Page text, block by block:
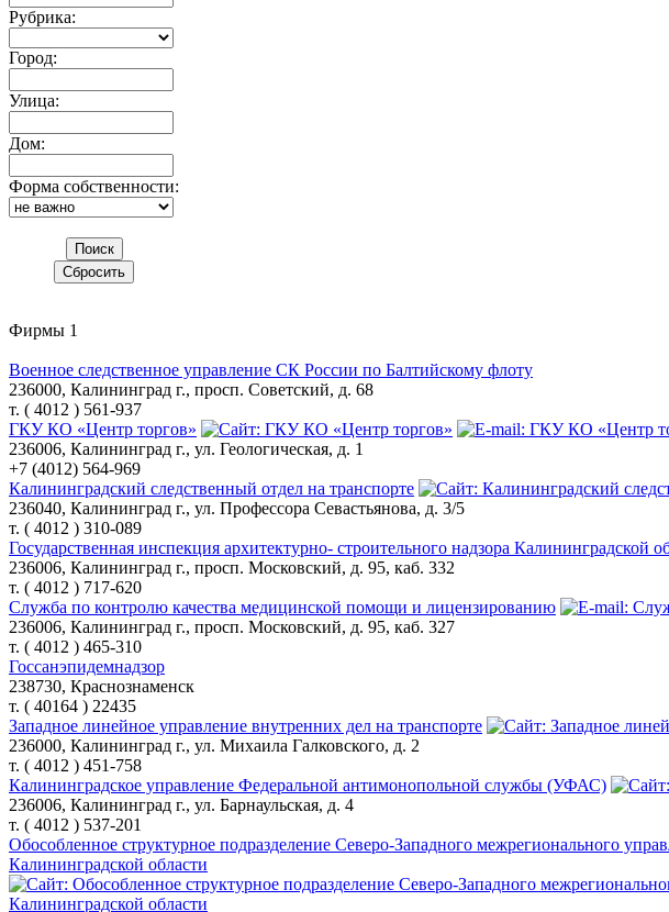
Рубрика:
Город:
Улица:
Дом:
Форма собственности:
Фирмы 1
Военное следственное управление СК России по Балтийскому флоту
236000, Калининград г., просп. Советский, д. 68
т. ( 4012 ) 561-937
ГКУ КО «Центр торгов»
236006, Калининград г., ул. Геологическая, д. 1
+7 (4012) 564-969
Калининградский следственный отдел на транспорте
236040, Калининград г., ул. Профессора Севастьянова, д. 3/5
т. ( 4012 ) 310-089
Государственная инспекция архитектурно- строительного надзора
236006, Калининград г., просп. Московский, д. 95, каб. 332
т. ( 4012 ) 717-620
Служба по контролю качества медицинской помощи и лицензированию
236006, Калининград г., просп. Московский, д. 95, каб. 327
т. ( 4012 ) 465-310
Госсанэпидемнадзор
238730, Краснознаменск
т. ( 40164 ) 22435
Западное линейное управление внутренних дел на транспорте
236000, Калининград г., ул. Михаила Галковского, д. 2
т. ( 4012 ) 451-758
Калининградское управление Федеральной антимонопольной службы (УФАС)
236006, Калининград г., ул. Барнаульская, д. 4
т. ( 4012 ) 537-201
Обособленное структурное подразделение Северо-Западного межрегионального
Калининградской области